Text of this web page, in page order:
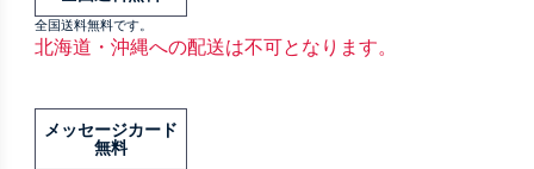
全国送料無料です。
北海道・沖縄への配送は不可となります。
メッセージカード
無料